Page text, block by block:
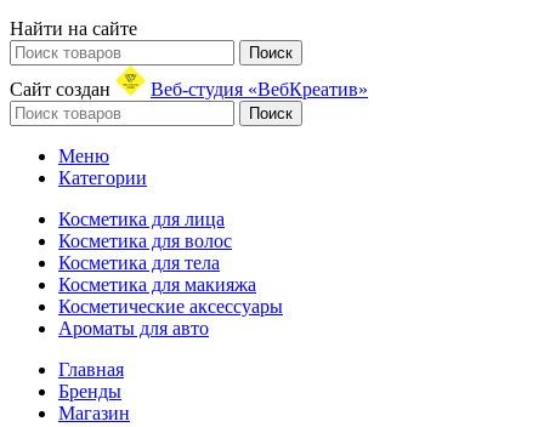
Найти на сайте
Поиск
Сайт создан Веб-студия «ВебКреатив»
Поиск
Меню
Категории
Косметика для лица
Косметика для волос
Косметика для тела
Косметика для макияжа
Косметические аксессуары
Ароматы для авто
Главная
Бренды
Магазин